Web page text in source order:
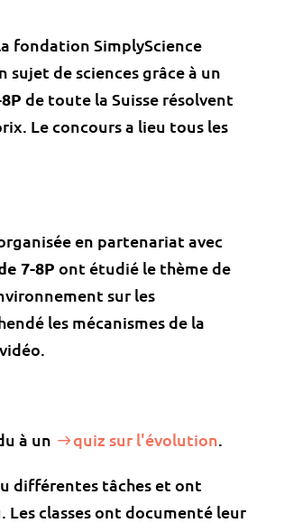
fondation SimplyScience
sujet de sciences grâce à un
de toute la Suisse résolvent
Le concours a lieu tous les
en partenariat avec
7-8P ont étudié le thème de
sur les
les mécanismes de la
à un quiz sur l'évolution.
différentes tâches et ont
classes ont documenté leur